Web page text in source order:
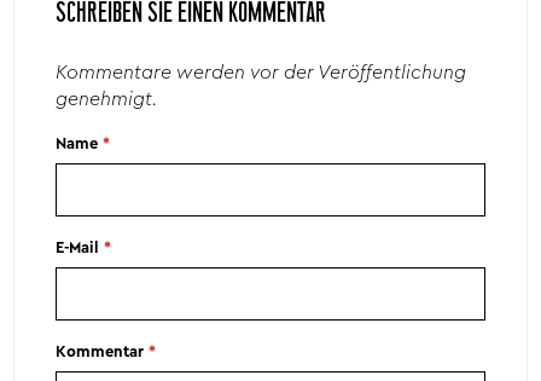
SCHREIBEN SIE EINEN KOMMENTAR
Kommentare werden vor der Veröffentlichung
genehmigt.
Name*
E-Mail*
Kommentar*